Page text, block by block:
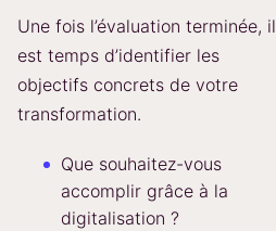
Une fois l’évaluation terminée, il
est temps d’identifier les
objectifs concrets de votre
transformation.
Que souhaitez-vous
accomplir grâce à la
digitalisation ?